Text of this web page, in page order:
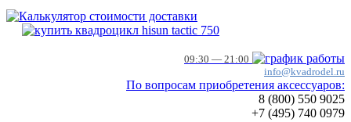
09:30 — 21:00
info@kvadrodel.ru
По вопросам приобретения аксессуаров:
8 (800) 550 9025
+7 (495) 740 0979